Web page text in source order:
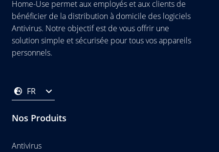
Home-Use permet aux employés et aux clients de
bénéficier de la distribution à domicile des logiciels
Antivirus. Notre objectif est de vous offrir une
solution simple et sécurisée pour tous vos appareils
personnels.
FR
Nos Produits
Antivirus